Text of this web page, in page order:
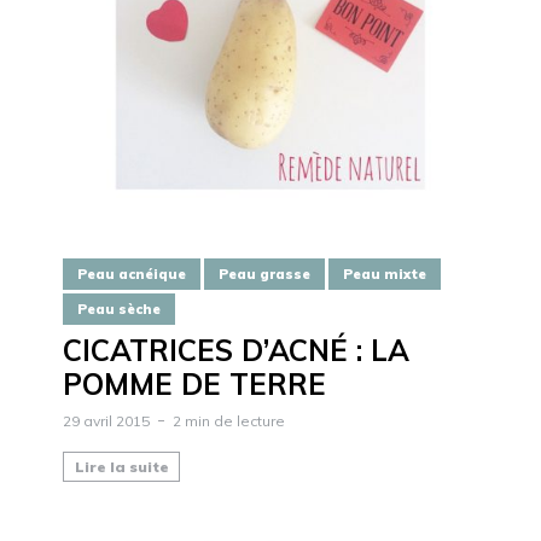
Peau acnéique Peau grasse Peau mixte
Peau sèche
CICATRICES D’ACNÉ : LA
POMME DE TERRE
29 avril 2015 2 min de lecture
Lire la suite